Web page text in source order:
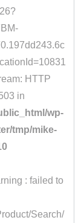
HTTP
in
wp-
tmp/mike-
: failed to
Search/